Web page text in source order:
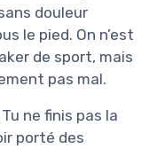
douleur
le pied. On n’est
de sport, mais
pas mal.
ne finis pas la
porté des